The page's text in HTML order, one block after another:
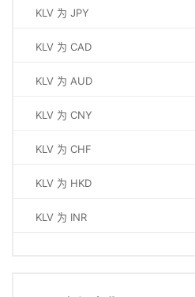
KLV 为 JPY
KLV 为 CAD
KLV 为 AUD
KLV 为 CNY
KLV 为 CHF
KLV 为 HKD
KLV 为 INR